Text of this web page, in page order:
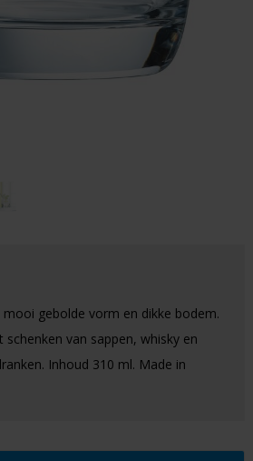
gebolde vorm en dikke bodem.
van sappen, whisky en
Inhoud 310 ml. Made in